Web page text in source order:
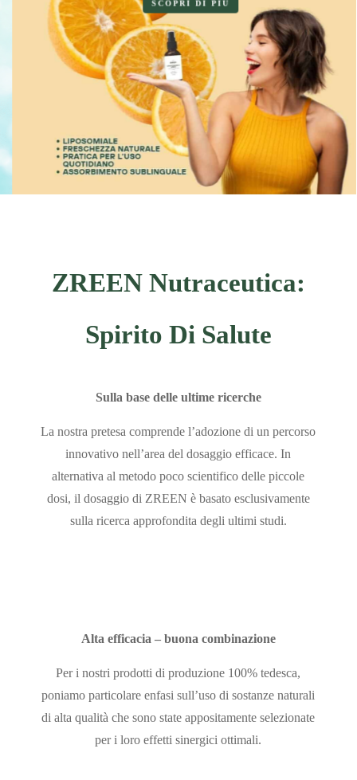
SCOPRI DI PIÙ
ZREEN Nutraceutica:
Spirito Di Salute
Sulla base delle ultime ricerche
La nostra pretesa comprende l’adozione di un percorso
innovativo nell’area del dosaggio efficace. In
alternativa al metodo poco scientifico delle piccole
dosi, il dosaggio di ZREEN è basato esclusivamente
sulla ricerca approfondita degli ultimi studi.
Alta efficacia – buona combinazione
Per i nostri prodotti di produzione 100% tedesca,
poniamo particolare enfasi sull’uso di sostanze naturali
di alta qualità che sono state appositamente selezionate
per i loro effetti sinergici ottimali.